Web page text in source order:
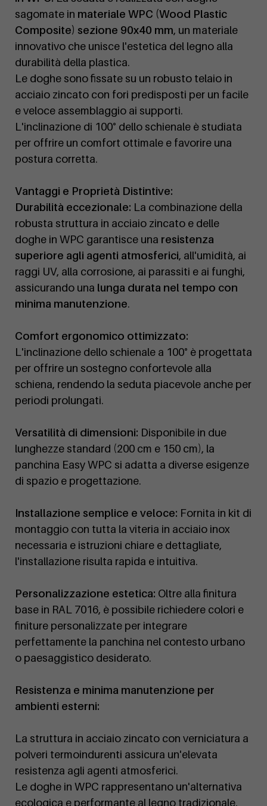
sagomate in materiale WPC (Wood Plastic
Composite) sezione 90x40 mm, un materiale
innovativo che unisce l'estetica del legno alla
durabilità della plastica.
Le doghe sono fissate su un robusto telaio in
acciaio zincato con fori predisposti per un facile
e veloce assemblaggio ai supporti.
L'inclinazione di 100° dello schienale è studiata
per offrire un comfort ottimale e favorire una
postura corretta.
Vantaggi e Proprietà Distintive:
Durabilità eccezionale: La combinazione della
robusta struttura in acciaio zincato e delle
doghe in WPC garantisce una resistenza
superiore agli agenti atmosferici, all'umidità, ai
raggi UV, alla corrosione, ai parassiti e ai funghi,
assicurando una lunga durata nel tempo con
minima manutenzione.
Comfort ergonomico ottimizzato:
L'inclinazione dello schienale a 100° è progettata
per offrire un sostegno confortevole alla
schiena, rendendo la seduta piacevole anche per
periodi prolungati.
Versatilità di dimensioni: Disponibile in due
lunghezze standard (200 cm e 150 cm), la
panchina Easy WPC si adatta a diverse esigenze
di spazio e progettazione.
Installazione semplice e veloce: Fornita in kit di
montaggio con tutta la viteria in acciaio inox
necessaria e istruzioni chiare e dettagliate,
l'installazione risulta rapida e intuitiva.
Personalizzazione estetica: Oltre alla finitura
base in RAL 7016, è possibile richiedere colori e
finiture personalizzate per integrare
perfettamente la panchina nel contesto urbano
o paesaggistico desiderato.
Resistenza e minima manutenzione per
ambienti esterni:
La struttura in acciaio zincato con verniciatura a
polveri termoindurenti assicura un'elevata
resistenza agli agenti atmosferici.
Le doghe in WPC rappresentano un'alternativa
ecologica e performante al legno tradizionale,